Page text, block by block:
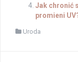
Jak chronić
promieni
Uroda